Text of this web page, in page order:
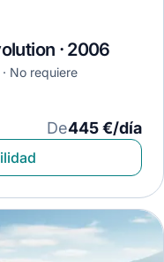
· 2006
No requiere
De445 €/día